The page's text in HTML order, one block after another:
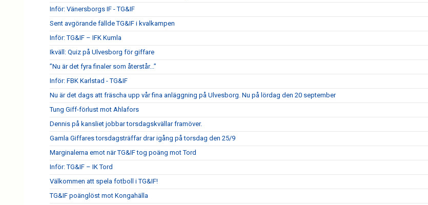
Inför: Vänersborgs IF - TG&IF
Sent avgörande fällde TG&IF i kvalkampen
Inför: TG&IF – IFK Kumla
Ikväll: Quiz på Ulvesborg för giffare
”Nu är det fyra finaler som återstår...”
Inför: FBK Karlstad - TG&IF
Nu är det dags att fräscha upp vår fina anläggning på Ulvesborg. Nu på lördag den 20 september
Tung Giff-förlust mot Ahlafors
Dennis på kansliet jobbar torsdagskvällar framöver.
Gamla Giffares torsdagsträffar drar igång på torsdag den 25/9
Marginalerna emot när TG&IF tog poäng mot Tord
Inför: TG&IF – IK Tord
Välkommen att spela fotboll i TG&IF!
TG&IF poänglöst mot Kongahälla